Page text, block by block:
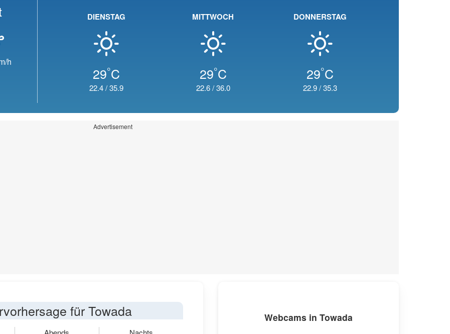
h
DIENSTAG
29°C
22.4/35.9
MITTWOCH
29°C
22.6/36.0
DONNERSTAG
29°C
22.9/35.3
Advertisement
für Towada Webcams in Towada